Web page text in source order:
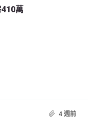
萬
4 週前